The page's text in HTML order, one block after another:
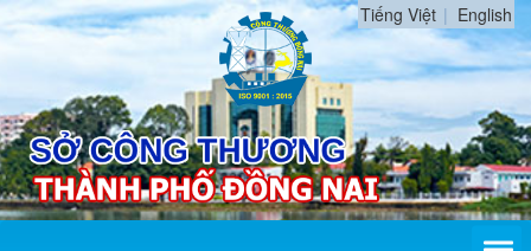
Tiếng Việt English